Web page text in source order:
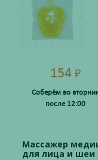
154 ₽
Соберём во
после 12:00
Массажер
для лица и шеи